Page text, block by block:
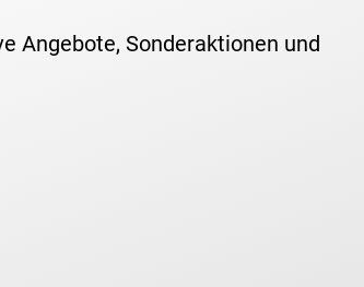
Angebote, Sonderaktionen und